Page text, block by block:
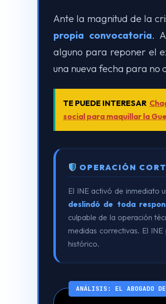
Ante la magnitud de la
propia convocatoria.
alguno para reponer el
una nueva fecha para no
TE PUEDE INTERESAR
social para maquillar la
OPERACIÓN
El INE activó de inmediato
deslindó de toda
culpable de la operación
medidas correctivas. El
histórico.
ANÁLISIS: EL ABOGADO